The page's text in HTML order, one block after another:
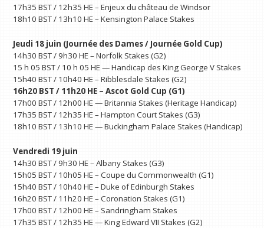
17h35 BST / 12h35 HE – Enjeux du château de Windsor
18h10 BST / 13h10 HE – Kensington Palace Stakes
Jeudi 18 juin (Journée des Dames / Journée Gold Cup)
14h30 BST / 9h30 HE – Norfolk Stakes (G2)
15 h 05 BST / 10 h 05 HE — Handicap des King George V Stakes
15h40 BST / 10h40 HE – Ribblesdale Stakes (G2)
16h20 BST / 11h20 HE – Ascot Gold Cup (G1)
17h00 BST / 12h00 HE — Britannia Stakes (Heritage Handicap)
17h35 BST / 12h35 HE – Hampton Court Stakes (G3)
18h10 BST / 13h10 HE — Buckingham Palace Stakes (Handicap)
Vendredi 19 juin
14h30 BST / 9h30 HE – Albany Stakes (G3)
15h05 BST / 10h05 HE – Coupe du Commonwealth (G1)
15h40 BST / 10h40 HE – Duke of Edinburgh Stakes
16h20 BST / 11h20 HE – Coronation Stakes (G1)
17h00 BST / 12h00 HE – Sandringham Stakes
17h35 BST / 12h35 HE — King Edward VII Stakes (G2)